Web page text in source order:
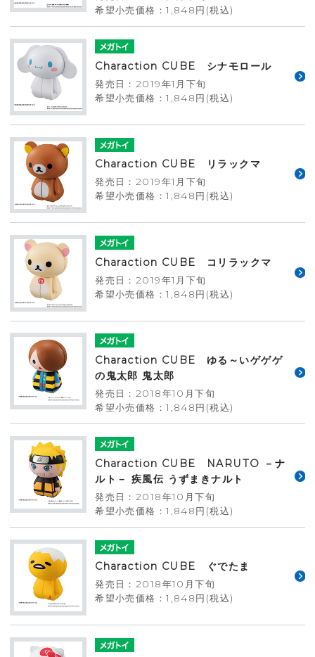
希望小売価格：1,848円(税込)
Charaction CUBE シナモロール
発売日：2019年1月下旬
希望小売価格：1,848円(税込)
Charaction CUBE リラックマ
発売日：2019年1月下旬
希望小売価格：1,848円(税込)
Charaction CUBE コリラックマ
発売日：2019年1月下旬
希望小売価格：1,848円(税込)
Charaction CUBE ゆる～いゲゲゲ
の鬼太郎 鬼太郎
発売日：2018年10月下旬
希望小売価格：1,848円(税込)
Charaction CUBE NARUTO －ナ
ルト－ 疾風伝 うずまきナルト
発売日：2018年10月下旬
希望小売価格：1,848円(税込)
Charaction CUBE ぐでたま
発売日：2018年10月下旬
希望小売価格：1,848円(税込)